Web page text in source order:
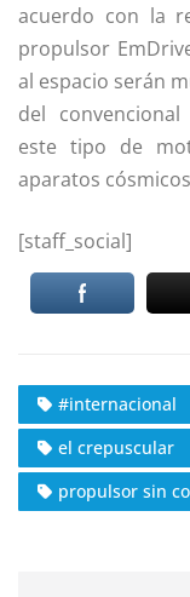
acuerdo con la
propulsor
al espacio serán
del
este tipo de
aparatos
[staff_social]
#internacional
el crepuscular
propulsor sin